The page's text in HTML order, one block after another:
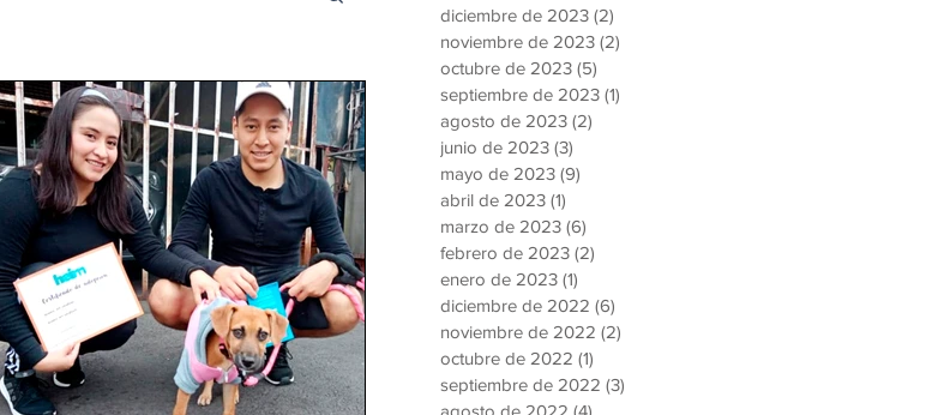
diciembre de 2023 (2)
noviembre de 2023 (2)
octubre de 2023 (5)
septiembre de 2023 (1)
agosto de 2023 (2)
junio de 2023 (3)
mayo de 2023 (9)
abril de 2023 (1)
marzo de 2023 (6)
febrero de 2023 (2)
enero de 2023 (1)
diciembre de 2022 (6)
noviembre de 2022 (2)
octubre de 2022 (1)
septiembre de 2022 (3)
agosto de 2022 (4)